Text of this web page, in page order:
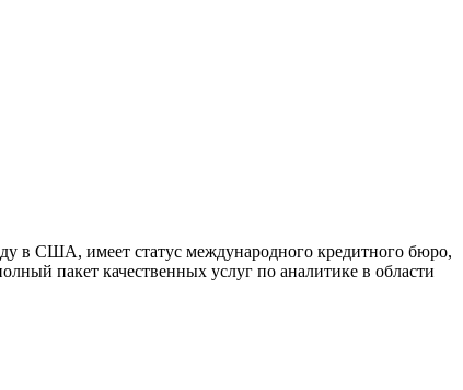
в США, имеет статус международного кредитного бюро,
пакет качественных услуг по аналитике в области